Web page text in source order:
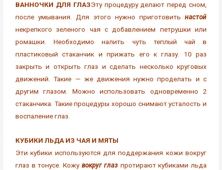
ВАННОЧКИ ДЛЯ ГЛАЗЭту процедуру делают перед сном,
после умывания. Для этого нужно приготовить настой
некрепкого зеленого чая с добавлением петрушки или
ромашки. Необходимо налить чуть теплый чай в
пластиковый стаканчик и прижать его к глазу. 10 раз
закрыть и открыть глаз и сделать несколько круговых
движений. Такие — же движения нужно проделать и с
другим глазом. Можно использовать одновременно 2
стаканчика. Такие процедуры хорошо снимают усталость и
воспаление глаз.
КУБИКИ ЛЬДА ИЗ ЧАЯ И МЯТЫ
Эти кубики используются для поддержания кожи вокруг
глаз в тонусе. Кожу вокруг глаз протирают кубиками льда